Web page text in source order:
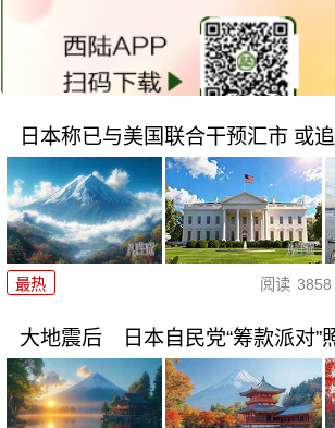
日本称已与美国联合干预汇市 或
最热 阅读 3858
大地震后 日本自民党“筹款派对”